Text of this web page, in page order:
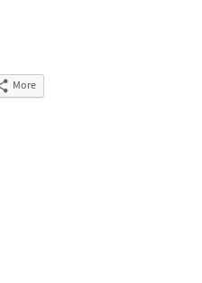
More